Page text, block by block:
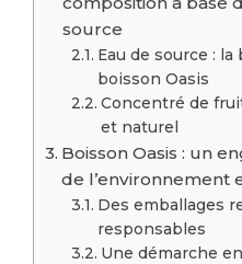
source
Eau de source :
boisson Oasis
Concentré de
et naturel
Boisson Oasis : un
de l’environnement
Des emballages
responsables
Une démarche